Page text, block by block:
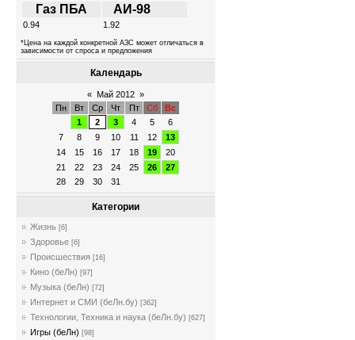
Газ ПБА АИ-98
0.94 1.92
*Цена на каждой конкретной АЗС может отличаться в
зависимости от спроса и предложения
Календарь
« Май 2012 »
Пн
Вт Ср Чт Пт Сб
Вс
1
2 3 4 5
6
7
8 9 10 11 12
13
14
15 16 17 18 19
20
21
22 23 24 25 26
27
28
29 30 31
Категории
Жизнь [6]
Здоровье [6]
Происшествия [16]
Кино (беЛн) [97]
Музыка (беЛн) [72]
Интернет и СМИ (беЛн.бу) [362]
Технологии, Техника и наука (беЛн.бу) [627]
Игры (беЛн) [98]